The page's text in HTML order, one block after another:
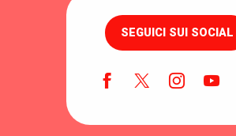
SEGUICI SUI SOCIAL